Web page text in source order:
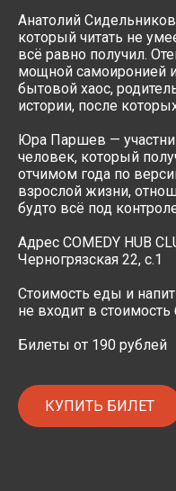
Анатолий
который читать не
всё равно получил.
мощной самоиронией
бытовой хаос,
истории, после
Юра Паршев —
человек, который
отчимом года по
взрослой жизни,
будто всё под
Адрес COMEDY HUB
Черногрязская 22, с.1
Стоимость еды и
не входит в стоимость
Билеты от 190 рублей
КУПИТЬ БИЛЕТ